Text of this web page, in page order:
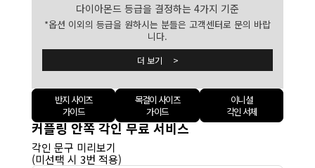
다이아몬드 등급을 결정하는 4가지 기준
*옵션 이외의 등급을 원하시는 분들은 고객센터로 문의 바랍
니다.
더 보기 >
반지 사이즈
가이드
목걸이 사이즈
가이드
이니셜
각인 서체
커플링 안쪽 각인 무료 서비스
각인 문구 미리보기
(미선택 시 3번 적용)